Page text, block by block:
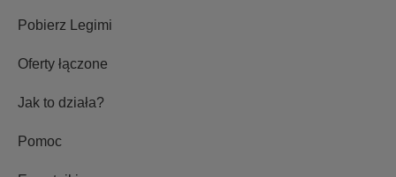
Pobierz Legimi
Oferty łączone
Jak to działa?
Pomoc